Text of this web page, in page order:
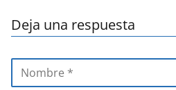
Deja una respuesta